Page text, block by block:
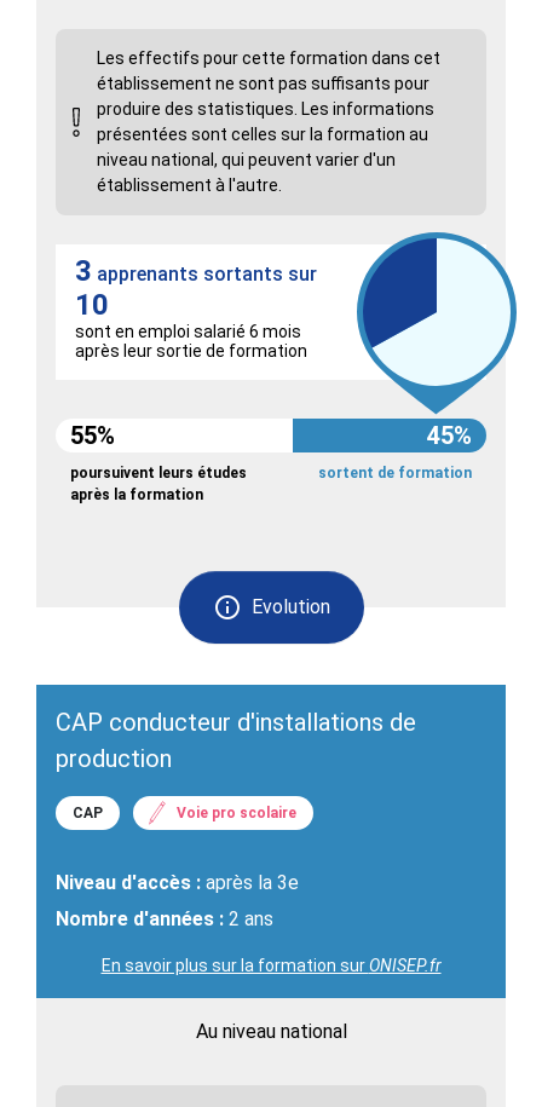
Les effectifs pour cette formation dans cet
établissement ne sont pas suffisants pour
produire des statistiques. Les informations
présentées sont celles sur la formation au
niveau national, qui peuvent varier d'un
établissement à l'autre.
Evolution
3 apprenants sortants sur
10
sont en emploi salarié 6 mois
après leur sortie de formation
55% 45%
poursuivent leurs études
après la formation
sortent de formation
CAP conducteur d'installations de
production
CAP Voie pro scolaire
Niveau d'accès : après la 3e
Nombre d'années : 2 ans
En savoir plus sur la formation surONISEP.fr
Au niveau national